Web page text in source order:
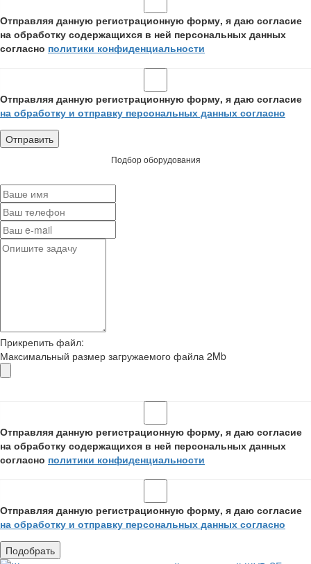
Отправляя данную регистрационную форму, я даю согласие
на обработку содержащихся в ней персональных данных
согласно политики конфиденциальности
Отправляя данную регистрационную форму, я даю согласие
на обработку и отправку персональных данных согласно
Подбор оборудования
Прикрепить файл:
Максимальный размер загружаемого файла 2Mb
Отправляя данную регистрационную форму, я даю согласие
на обработку содержащихся в ней персональных данных
согласно политики конфиденциальности
Отправляя данную регистрационную форму, я даю согласие
на обработку и отправку персональных данных согласно